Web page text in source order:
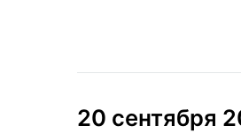
20 сентября